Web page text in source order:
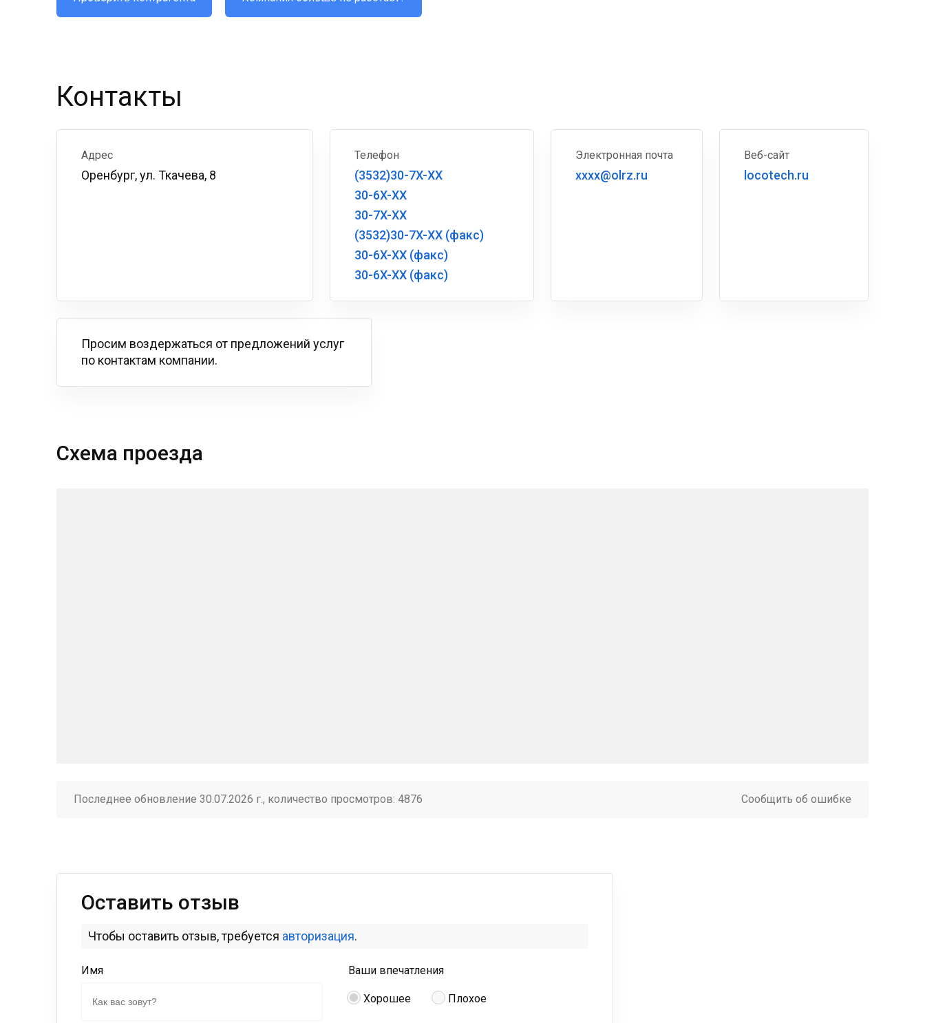
Контакты
Адрес
Оренбург, ул. Ткачева, 8
Телефон
(3532)30-7X-XX
30-6X-XX
30-7X-XX
(3532)30-7X-XX (факс)
30-6X-XX (факс)
30-6X-XX (факс)
Электронная почта
xxxx@olrz.ru
Веб-сайт
locotech.ru
Просим воздержаться от предложений услуг
по контактам компании.
Схема проезда
Последнее обновление 30.07.2026 г., количество просмотров: 4876 Сообщить об ошибке
Оставить отзыв
Чтобы оставить отзыв, требуется авторизация.
Имя Ваши впечатления
Хорошее Плохое